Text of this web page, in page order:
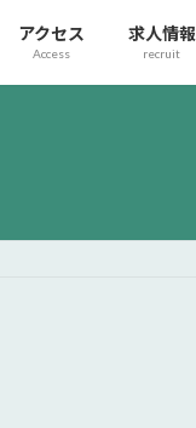
アクセス
Access
求人情報
recruit